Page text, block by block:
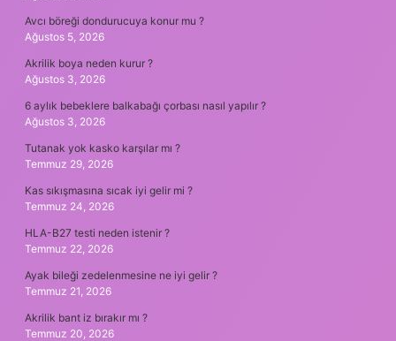
Avcı böreği dondurucuya konur mu ?
Ağustos 5, 2026
Akrilik boya neden kurur ?
Ağustos 3, 2026
6 aylık bebeklere balkabağı çorbası nasıl yapılır ?
Ağustos 3, 2026
Tutanak yok kasko karşılar mı ?
Temmuz 29, 2026
Kas sıkışmasına sıcak iyi gelir mi ?
Temmuz 24, 2026
HLA-B27 testi neden istenir ?
Temmuz 22, 2026
Ayak bileği zedelenmesine ne iyi gelir ?
Temmuz 21, 2026
Akrilik bant iz bırakır mı ?
Temmuz 20, 2026